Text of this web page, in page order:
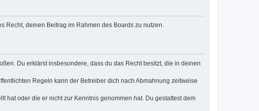
Recht, deinen Beitrag im Rahmen des Boards zu nutzen.
Du erklärst insbesondere, dass du das Recht besitzt, die in deinen
Regeln kann der Betreiber dich nach Abmahnung zeitweise
hat oder die er nicht zur Kenntnis genommen hat. Du gestattest dem